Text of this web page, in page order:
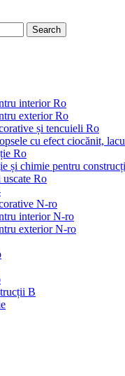
Search
interior Ro
exterior Ro
și tencuieli Ro
cu efect ciocănit,
Ro
și chimie pentru
Ro
N-ro
interior N-ro
exterior N-ro
B